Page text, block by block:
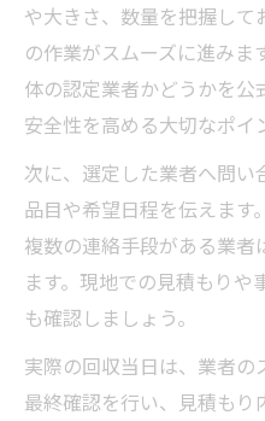
や大きさ、数量を把握して
の作業がスムーズに進み
体の認定業者かどうかを公
安全性を高める大切なポイ
次に、選定した業者へ問
品目や希望日程を伝えます
複数の連絡手段がある業者
ます。現地での見積もり
も確認しましょう。
実際の回収当日は、業者
最終確認を行い、見積も